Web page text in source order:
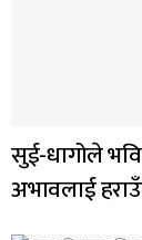
सुई-धागोले
अभावलाई